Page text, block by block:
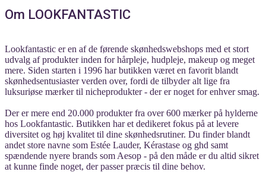
Om LOOKFANTASTIC
Lookfantastic er en af de førende skønhedswebshops med et stort
udvalg af produkter inden for hårpleje, hudpleje, makeup og meget
mere. Siden starten i 1996 har butikken været en favorit blandt
skønhedsentusiaster verden over, fordi de tilbyder alt lige fra
luksuriøse mærker til nicheprodukter - der er noget for enhver smag.
Der er mere end 20.000 produkter fra over 600 mærker på hylderne
hos Lookfantastic. Butikken har et dedikeret fokus på at levere
diversitet og høj kvalitet til dine skønhedsrutiner. Du finder blandt
andet store navne som Estée Lauder, Kérastase og ghd samt
spændende nyere brands som Aesop - på den måde er du altid sikret
at kunne finde noget, der passer præcis til dine behov.